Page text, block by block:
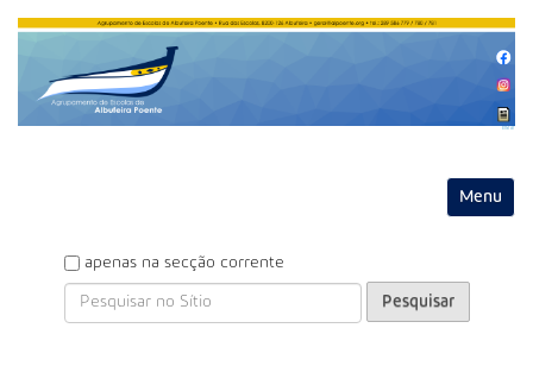
Toggle
P
e
apenas na secção corrente